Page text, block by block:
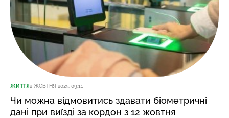
ЖИТТЯ2 ЖОВТНЯ 2025, 09:11
Чи можна відмовитись здавати біометричні
дані при виїзді за кордон з 12 жовтня